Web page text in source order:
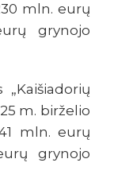
mln. eurų
grynojo
m. birželio
mln. eurų
grynojo